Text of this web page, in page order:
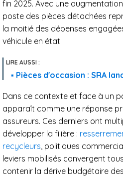
fin 2025. Avec une
poste des pièces détachées
la moitié des dépenses
véhicule en état.
Pièces d'occasion : SRA
Dans ce contexte et face à un
apparaît comme une réponse
assureurs. Ces derniers ont
développer la filière :
recycleurs, politiques
leviers mobilisés convergent
contenir la dérive budgétaire